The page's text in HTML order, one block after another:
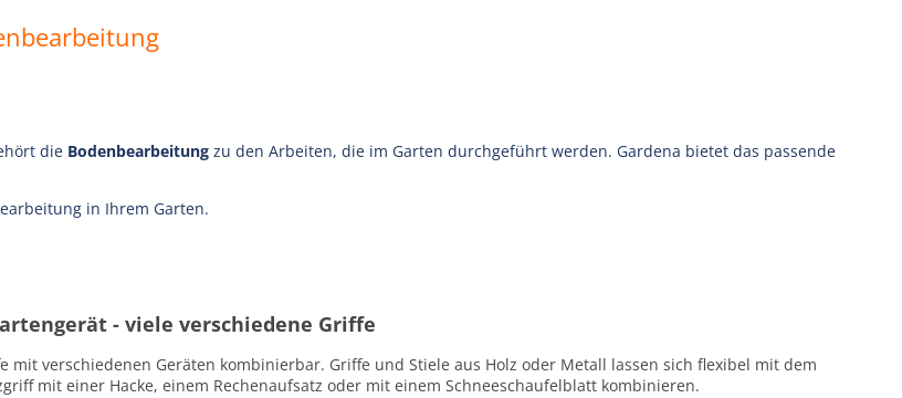
die Bodenbearbeitung zu den Arbeiten, die im Garten durchgeführt werden. Gardena bietet das passende
in Ihrem Garten.
- viele verschiedene Griffe
mit verschiedenen Geräten kombinierbar. Griffe und Stiele aus Holz oder Metall lassen sich flexibel mit dem
mit einer Hacke, einem Rechenaufsatz oder mit einem Schneeschaufelblatt kombinieren.